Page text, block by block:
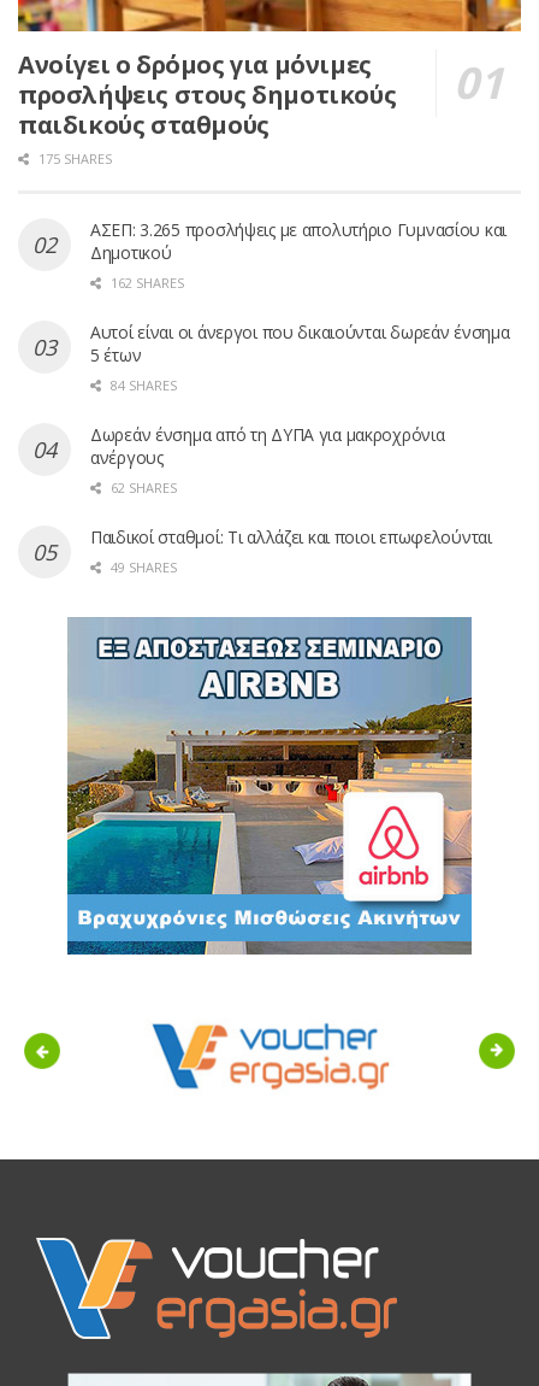
Ανοίγει ο δρόμος για μόνιμες
προσλήψεις στους δημοτικούς
παιδικούς σταθμούς
175 SHARES
ΑΣΕΠ: 3.265 προσλήψεις με απολυτήριο Γυμνασίου και
Δημοτικού
162 SHARES
Αυτοί είναι οι άνεργοι που δικαιούνται δωρεάν ένσημα
5 έτων
84 SHARES
Δωρεάν ένσημα από τη ΔΥΠΑ για μακροχρόνια
ανέργους
62 SHARES
Παιδικοί σταθμοί: Τι αλλάζει και ποιοι επωφελούνται
49 SHARES
Previous Next